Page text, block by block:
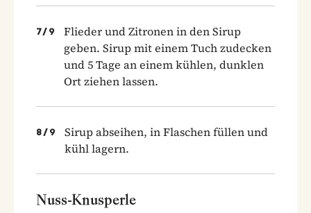
7/ 9
Flieder und Zitronen in den Sirup
geben. Sirup mit einem Tuch zudecken
und 5 Tage an einem kühlen, dunklen
Ort ziehen lassen.
8 / 9
Sirup abseihen, in Flaschen füllen und
kühl lagern.
Nuss-Knusperle